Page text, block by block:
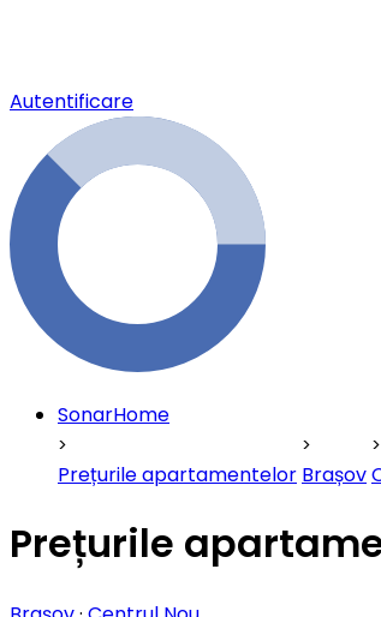
Autentificare
SonarHome
Prețurile apartamentelor Brașov
Prețurile